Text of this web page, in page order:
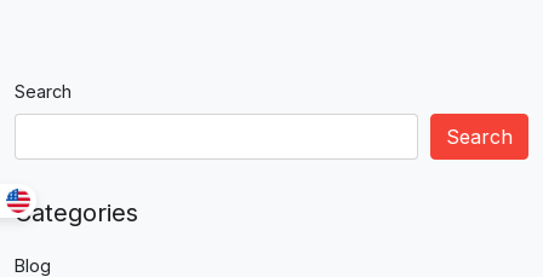
Search
Search
Categories
Blog